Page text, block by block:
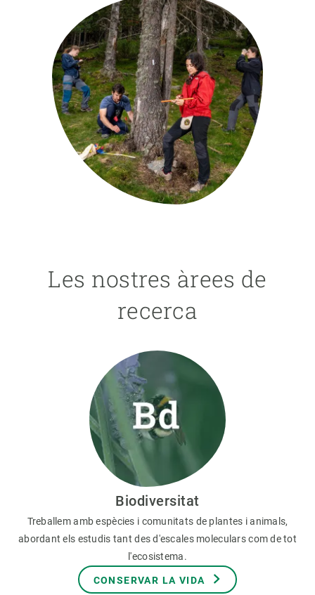
Les nostres àrees de
recerca
Biodiversitat
Treballem amb espècies i comunitats de plantes i animals,
abordant els estudis tant des d'escales moleculars com de tot
l'ecosistema.
CONSERVAR LA VIDA
NOTÍCIES I AGENDA